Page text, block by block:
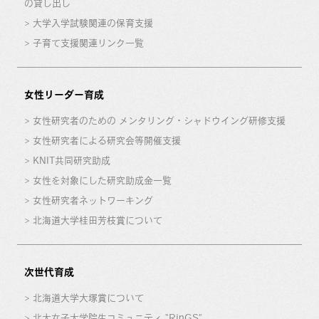
の貸し出し
大学入学試験関連の保育支援
子育て支援関連リンク一覧
女性リーダー育成
女性研究者のための メンタリング・シャドウイング研修支援
女性研究者による研究会等開催支援
KNIT共同研究助成
女性を対象にした研究助成金一覧
女性研究者ネットワーキング
北海道大学桂田芳枝賞について
次世代育成
北海道大学大塚賞について